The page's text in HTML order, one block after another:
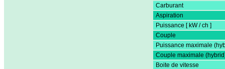
Carburant
Aspiration
Puissance [ kW / ch ]
Couple
Puissance maximale
Couple maximale
Boite de vitesse